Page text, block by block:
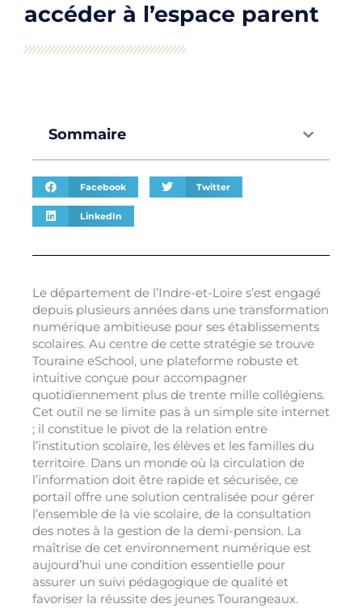
accéder à l’espace parent
Sommaire
Facebook Twitter
LinkedIn
Le département de l’Indre-et-Loire s’est engagé
depuis plusieurs années dans une transformation
numérique ambitieuse pour ses établissements
scolaires. Au centre de cette stratégie se trouve
Touraine eSchool, une plateforme robuste et
intuitive conçue pour accompagner
quotidiennement plus de trente mille collégiens.
Cet outil ne se limite pas à un simple site internet
; il constitue le pivot de la relation entre
l’institution scolaire, les élèves et les familles du
territoire. Dans un monde où la circulation de
l’information doit être rapide et sécurisée, ce
portail offre une solution centralisée pour gérer
l’ensemble de la vie scolaire, de la consultation
des notes à la gestion de la demi-pension. La
maîtrise de cet environnement numérique est
aujourd’hui une condition essentielle pour
assurer un suivi pédagogique de qualité et
favoriser la réussite des jeunes Tourangeaux.